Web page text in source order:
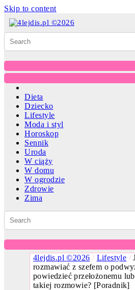
Skip to content
Dieta
Dziecko
Lifestyle
Moda i styl
Horoskop
Sennik
Uroda
W ciąży
W domu
W ogrodzie
Zdrowie
Zima
4lejdis.pl ©2026 / Lifestyle /
rozmawiać z szefem o
powiedzieć przełożonemu
takiej rozmowie? [Poradnik]